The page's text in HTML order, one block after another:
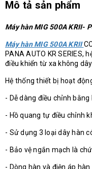
Mô tả sản phẩm
Máy hàn MIG 500A KRII-
Máy hàn MIG 500A KRII
PANA AUTO KR
điều khiển từ xa không dây.
Hệ thống thiết bị hoạt
- Dễ dàng điều chỉnh
- Hồ quang tự điều chỉnh
- Sử dụng 3 loại dây hàn
- Bảo vệ ngắn mạch là
- Dòng hàn và điện áp